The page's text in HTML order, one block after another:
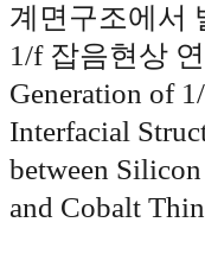
계면구조에서
1/f 잡음현상
Generation of
Interfacial
between
and Cobalt